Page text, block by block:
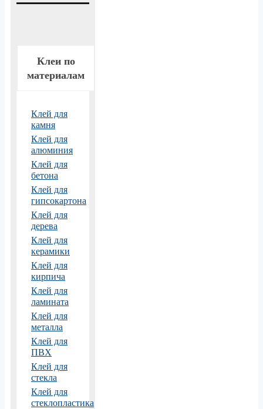
Клеи по
материалам
Клей для
камня
Клей для
алюминия
Клей для
бетона
Клей для
гипсокартона
Клей для
дерева
Клей для
керамики
Клей для
кирпича
Клей для
ламината
Клей для
металла
Клей для
ПВХ
Клей для
стекла
Клей для
стеклопластика